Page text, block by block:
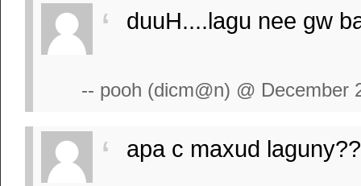
duuH....lagu nee gw
-- pooh (dicm@n) @ December
apa c maxud